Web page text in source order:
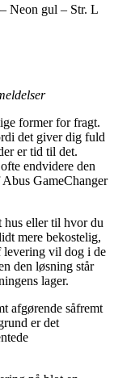
Neon gul – Str. L
former for fragt.
det giver dig fuld
er tid til det.
endvidere den
GameChanger
hus eller til hvor du
mere bekostelig,
levering vil dog i de
den løsning står
lager.
afgørende såfremt
er det